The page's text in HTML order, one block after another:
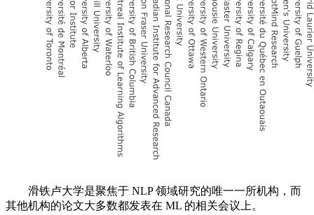
滑铁卢大学是聚焦于 NLP 领域研究的唯一一所机构，而
其他机构的论文大多数都发表在 ML 的相关会议上。